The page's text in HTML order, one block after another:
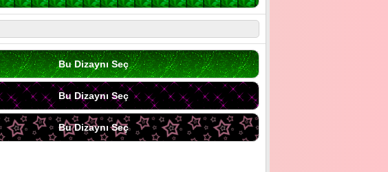
Bu Dizaynı Seç
Bu Dizaynı Seç
Bu Dizaynı Seç